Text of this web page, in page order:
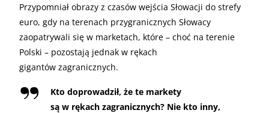
Przypomniał obrazy z czasów wejścia Słowacji do strefy
euro, gdy na terenach przygranicznych Słowacy
zaopatrywali się w marketach, które – choć na terenie
Polski – pozostają jednak w rękach
gigantów zagranicznych.
Kto doprowadził, że te markety
są w rękach zagranicznych? Nie kto inny,